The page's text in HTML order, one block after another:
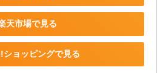
天市場で見る
ョッピングで見る